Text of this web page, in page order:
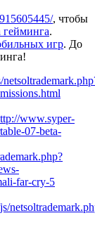
, чтобы
гейминга.
игр. До
www.syper-
07-beta-
far-cry-5